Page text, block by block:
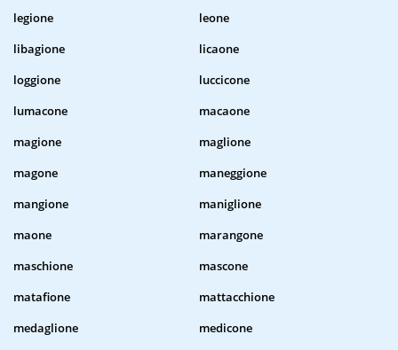
legione
leone
libagione
licaone
loggione
luccicone
lumacone
macaone
magione
maglione
magone
maneggione
mangione
maniglione
maone
marangone
maschione
mascone
matafione
mattacchione
medaglione
medicone